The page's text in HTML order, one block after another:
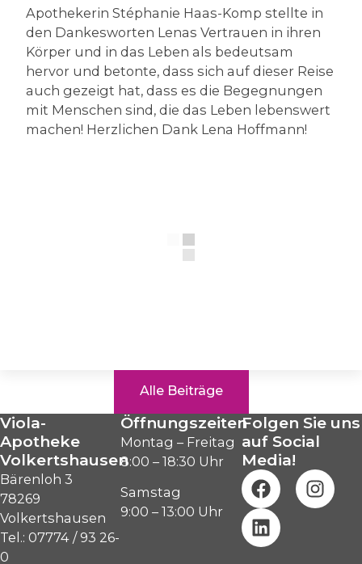
Apothekerin Stéphanie Haas-Komp stellte in
den Dankesworten Lenas Vertrauen in ihren
Körper und in das Leben als bedeutsam
hervor und betonte, dass sich auf dieser Reise
auch gezeigt hat, dass es die Begegnungen
mit Menschen sind, die das Leben lebenswert
machen! Herzlichen Dank Lena Hoffmann!
Alle Beiträge
Viola-
Apotheke
Volkertshausen
Bärenloh 3
78269
Volkertshausen
Tel.: 07774 / 93 26-
0
Öffnungszeiten
Montag – Freitag
8:00 – 18:30 Uhr
Samstag
9:00 – 13:00 Uhr
Folgen Sie uns
auf Social
Media!